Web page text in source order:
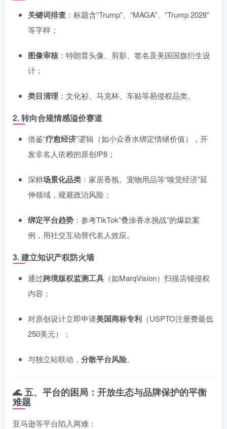
关键词排查 ：标题含“Trump”、“MAGA”、“Trump 2028”
等字样；
图像审核：特朗普头像、剪影、签名及美国国旗衍生设
计；
类目清理 ：文化衫、马克杯、车贴等易侵权品类。
2. 转向合规情感溢价赛道
借鉴“疗愈经济”逻辑（如小众香水绑定情绪价值），开
发非名人依赖的原创IP8 ；
深耕场景化品类 ：家居香氛、宠物用品等“嗅觉经济”延
伸领域，规避政治风险；
绑定平台趋势 ：参考TikTok“叠涂香水挑战”的爆款案
例，用社交互动替代名人效应。
3. 建立知识产权防火墙
通过跨境版权监测工具 （如MarqVision）扫描店铺侵权
内容；
对原创设计立即申请美国商标专利 （USPTO注册费最低
250美元）；
与独立站联动， 分散平台风险。
🌊 五、平台的困局：开放生态与品牌保护的平衡
难题
亚马逊等平台陷入两难：